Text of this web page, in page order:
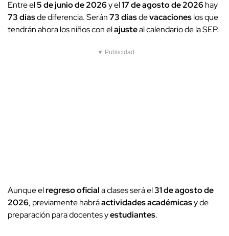
Entre el5 de junio de 2026y el17 de agosto de 2026hay
73 díasde diferencia. Serán73 díasdevacacioneslos que
tendrán ahora los niños con elajusteal calendario de la SEP.
▼ Publicidad
Aunque elregreso oficiala clases será el31 de agosto de
2026, previamente habráactividades académicasy de
preparación para docentes yestudiantes.